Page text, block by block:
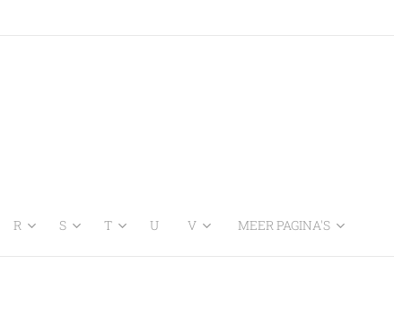
R S T U V MEER PAGINA'S